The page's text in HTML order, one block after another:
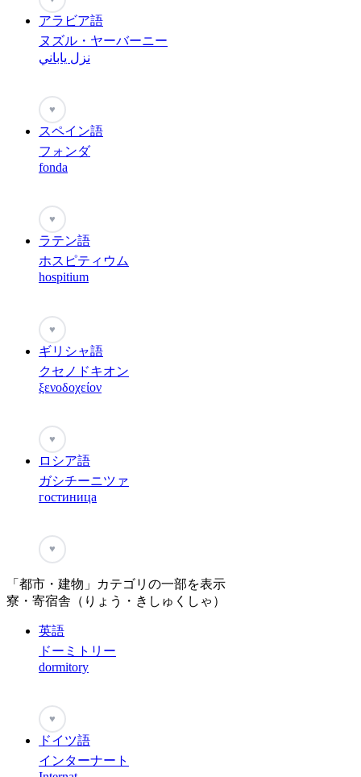
アラビア語
ヌズル・ヤーバーニー
نزل ياباني
♥
スペイン語
フォンダ
fonda
♥
ラテン語
ホスピティウム
hospitium
♥
ギリシャ語
クセノドキオン
ξενοδοχείον
♥
ロシア語
ガシチーニツァ
гостиница
♥
「都市・建物」カテゴリの一部を表示
寮・寄宿舎（りょう・きしゅくしゃ）
英語
ドーミトリー
dormitory
♥
ドイツ語
インターナート